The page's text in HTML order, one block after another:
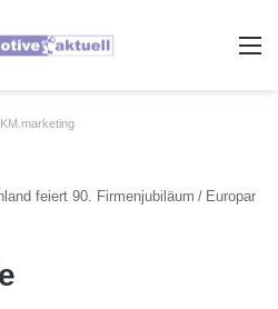
feiert 90. Firmenjubiläum / Europar